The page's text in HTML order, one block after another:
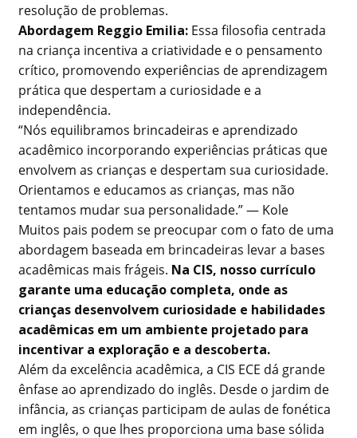
resolução de problemas.
Abordagem Reggio Emilia: Essa filosofia centrada
na criança incentiva a criatividade e o pensamento
crítico, promovendo experiências de aprendizagem
prática que despertam a curiosidade e a
independência.
“Nós equilibramos brincadeiras e aprendizado
acadêmico incorporando experiências práticas que
envolvem as crianças e despertam sua curiosidade.
Orientamos e educamos as crianças, mas não
tentamos mudar sua personalidade.” — Kole
Muitos pais podem se preocupar com o fato de uma
abordagem baseada em brincadeiras levar a bases
acadêmicas mais frágeis. Na CIS, nosso currículo
garante uma educação completa, onde as
crianças desenvolvem curiosidade e habilidades
acadêmicas em um ambiente projetado para
incentivar a exploração e a descoberta.
Além da excelência acadêmica, a CIS ECE dá grande
ênfase ao aprendizado do inglês. Desde o jardim de
infância, as crianças participam de aulas de fonética
em inglês, o que lhes proporciona uma base sólida